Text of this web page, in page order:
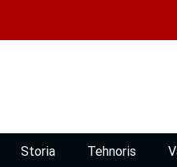
Storia Tehnoris